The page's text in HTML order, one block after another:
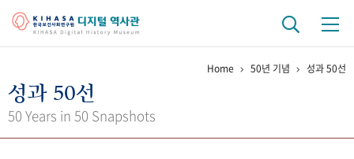
걸어온 길 기관 변천사
Home 50년 기념 성과 50선
성과 50선
50 Years in 50 Snapshots